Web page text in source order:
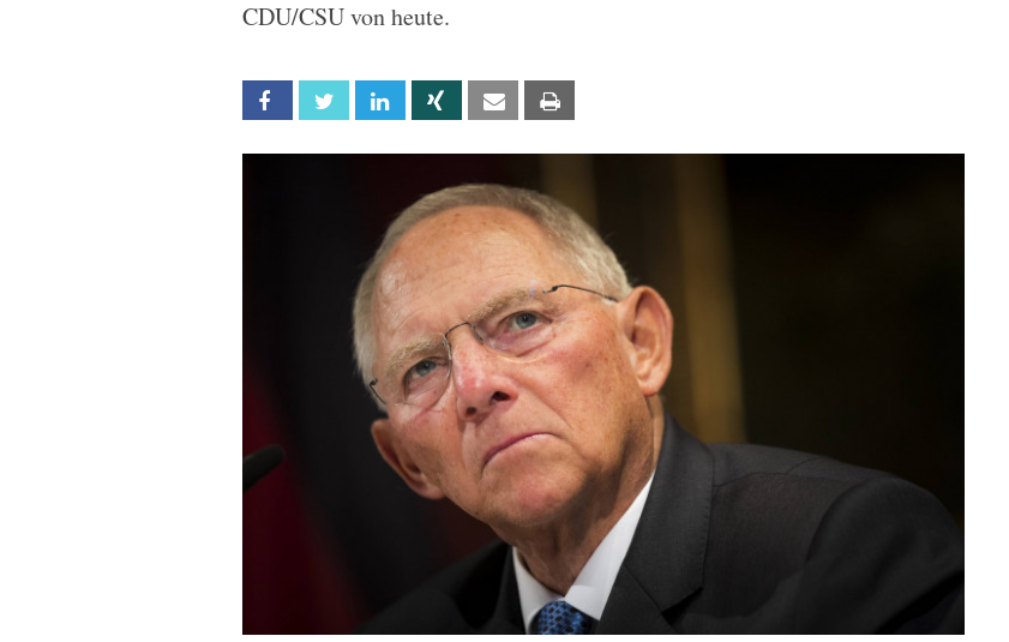
CDU/CSU von heute.
Facebook Twitter Linkedin Xing Email